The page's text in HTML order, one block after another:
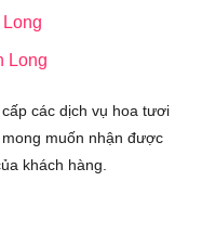
Long
các dịch vụ hoa tươi
muốn nhận được
khách hàng.